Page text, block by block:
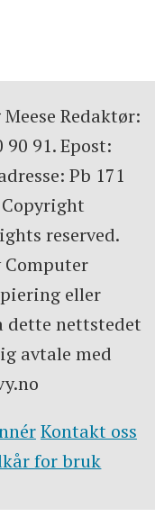
Redaktør:
91. Epost:
Pb 171
reserved.
Computer
eller
dette nettstedet
avtale med
Kontakt oss
for bruk